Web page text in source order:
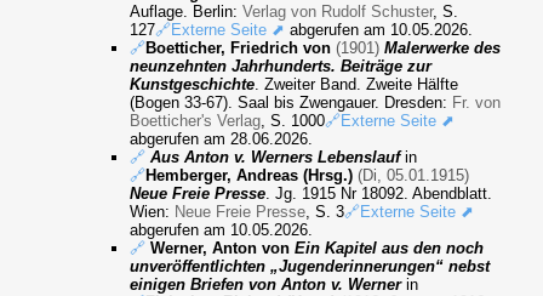
Auflage. Berlin:Verlag von Rudolf Schuster, S.
127🔗Externe Seite ⬈ abgerufen am 10.05.2026.
🔗Boetticher, Friedrich von (1901) Malerwerke des
neunzehnten Jahrhunderts. Beiträge zur
Kunstgeschichte. Zweiter Band. Zweite Hälfte
(Bogen 33-67). Saal bis Zwengauer. Dresden: Fr. von
Boetticher's Verlag, S. 1000🔗Externe Seite ⬈
abgerufen am 28.06.2026.
🔗 Aus Anton v. Werners Lebenslaufin
🔗Hemberger, Andreas (Hrsg.) (Di, 05.01.1915)
Neue Freie Presse. Jg. 1915 Nr 18092. Abendblatt.
Wien: Neue Freie Presse, S. 3🔗Externe Seite ⬈
abgerufen am 10.05.2026.
🔗 Werner, Anton vonEin Kapitel aus den noch
unveröffentlichten „Jugenderinnerungen“ nebst
einigen Briefen von Anton v. Wernerin